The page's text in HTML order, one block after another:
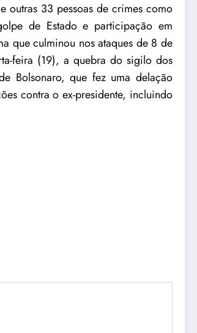
outras 33 pessoas de crimes como
de Estado e participação em
que culminou nos ataques de 8 de
feira (19), a quebra do sigilo dos
Bolsonaro, que fez uma delação
contra o ex-presidente, incluindo